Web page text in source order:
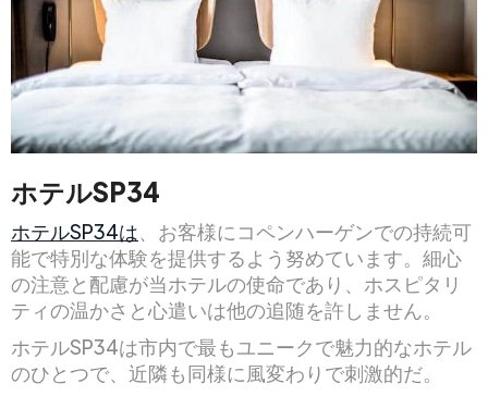
ホテルSP34
ホテルSP34は、お客様にコペンハーゲンでの持続可
能で特別な体験を提供するよう努めています。細心
の注意と配慮が当ホテルの使命であり、ホスピタリ
ティの温かさと心遣いは他の追随を許しません。
ホテルSP34は市内で最もユニークで魅力的なホテル
のひとつで、近隣も同様に風変わりで刺激的だ。